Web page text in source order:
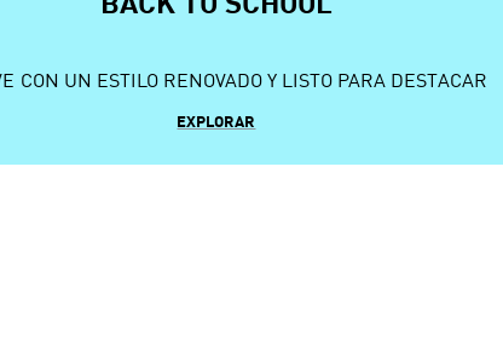
CON UN ESTILO RENOVADO Y LISTO PARA DESTACAR
EXPLORAR